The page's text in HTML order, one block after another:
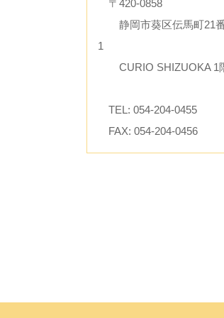
〒420-0858
静岡市葵区伝馬町21
1
CURIO SHIZUOKA 1
TEL: 054-204-0455
FAX: 054-204-0456